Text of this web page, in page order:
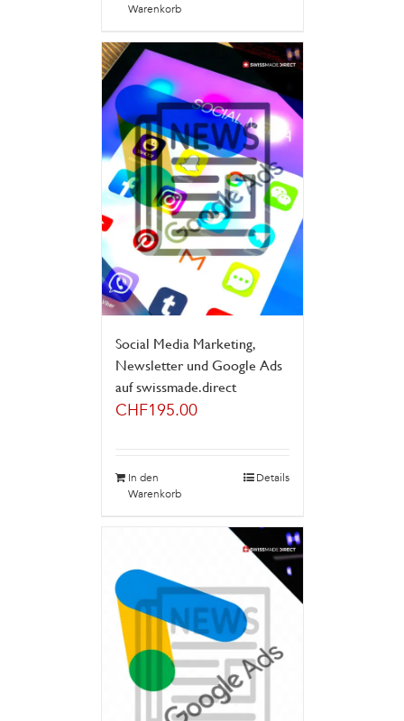
Warenkorb
Social Media Marketing,
Newsletter und Google Ads
auf swissmade.direct
CHF195.00
In den
Warenkorb
Details